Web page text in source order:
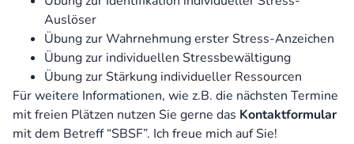
Auslöser
Übung zur Wahrnehmung erster Stress-Anzeichen
Übung zur individuellen Stressbewältigung
Übung zur Stärkung individueller Ressourcen
Für weitere Informationen, wie z.B. die nächsten Termine
mit freien Plätzen nutzen Sie gerne das Kontaktformular
mit dem Betreff “SBSF”. Ich freue mich auf Sie!